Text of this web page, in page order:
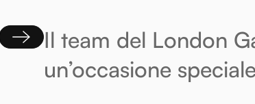
Il team del London
un’occasione